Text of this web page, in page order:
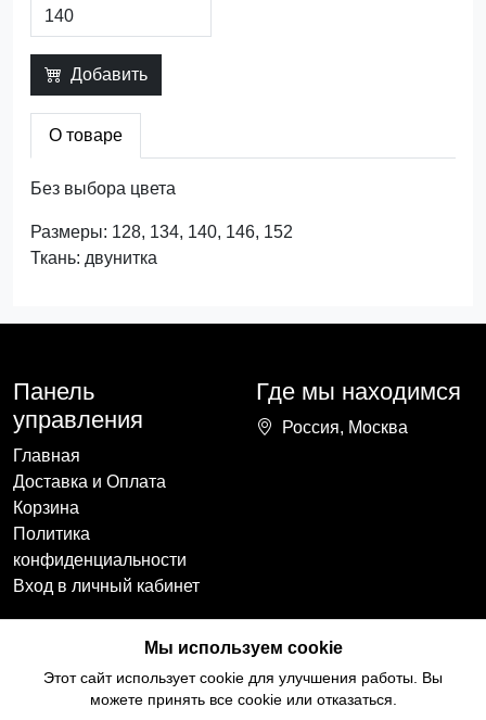
Добавить
О товаре
Без выбора цвета
Размеры: 128, 134, 140, 146, 152
Ткань: двунитка
Панель
управления
Главная
Доставка и Оплата
Корзина
Политика
конфиденциальности
Вход в личный кабинет
Где мы находимся
Россия, Москва
ccozy@yandex.ru
сетях
Мы используем cookie
Этот сайт использует cookie для улучшения работы. Вы
можете принять все cookie или отказаться.